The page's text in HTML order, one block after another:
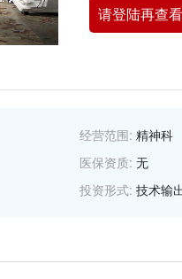
请登陆再查
经营范围: 精神科
医保资质: 无
投资形式: 技术输